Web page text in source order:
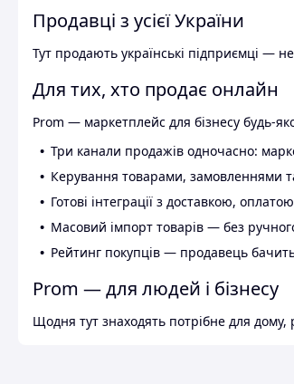
Продавці з усієї України
Тут продають українські підприємці —
Для тих, хто продає онлайн
Prom — маркетплейс для бізнесу будь-
Три канали продажів одночасно:
Керування товарами, замовленнями
Готові інтеграції з доставкою,
Масовий імпорт товарів — без
Рейтинг покупців — продавець
Prom — для людей і бізнесу
Щодня тут знаходять потрібне для дому,